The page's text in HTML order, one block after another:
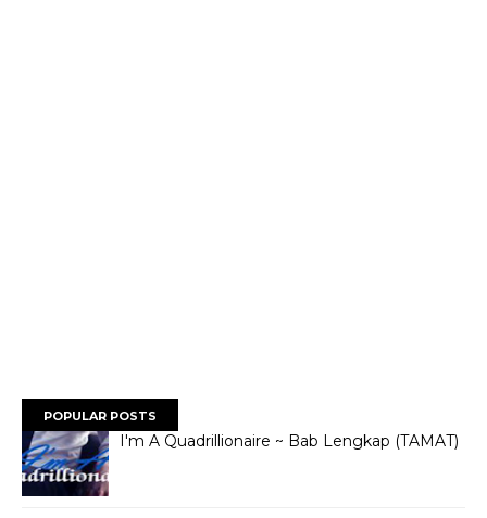
POPULAR POSTS
I'm A Quadrillionaire ~ Bab Lengkap (TAMAT)